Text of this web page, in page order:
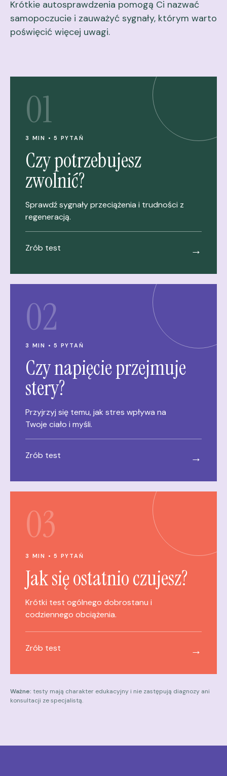
Krótkie autosprawdzenia pomogą Ci nazwać
samopoczucie i zauważyć sygnały, którym warto
poświęcić więcej uwagi.
01
3 MIN • 5 PYTAŃ
Czy potrzebujesz
zwolnić?
Sprawdź sygnały przeciążenia i trudności z
regeneracją.
Zrób test →
02
3 MIN • 5 PYTAŃ
Czy napięcie przejmuje
stery?
Przyjrzyj się temu, jak stres wpływa na
Twoje ciało i myśli.
Zrób test →
03
3 MIN • 5 PYTAŃ
Jak się ostatnio czujesz?
Krótki test ogólnego dobrostanu i
codziennego obciążenia.
Zrób test →
Ważne: testy mają charakter edukacyjny i nie zastępują diagnozy ani
konsultacji ze specjalistą.